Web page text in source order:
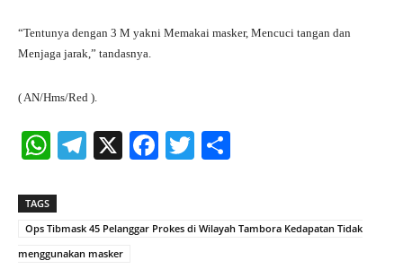
“Tentunya dengan 3 M yakni Memakai masker, Mencuci tangan dan
Menjaga jarak,” tandasnya.
( AN/Hms/Red ).
W
ts
A
pp
Te
a
m
X
Fa
ok
T
r
TAGS
Ops Tibmask 45 Pelanggar Prokes di Wilayah Tambora Kedapatan Tidak
menggunakan masker